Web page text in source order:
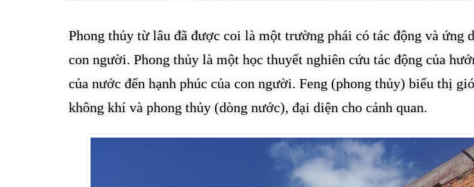
Phong thủy từ lâu đã được coi là một trường phái có tác động và ứng
con người. Phong thủy là một học thuyết nghiên cứu tác động của
của nước đến hạnh phúc của con người. Feng (phong thủy) biểu thị
không khí và phong thủy (dòng nước), đại diện cho cảnh quan.